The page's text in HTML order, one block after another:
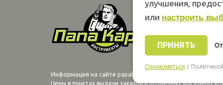
Информация на сайте papakarlotools.ru не является
Цены в пунктах выдачи заказов и розничных магазинах
улучшения,
или настроить
ПРИНЯТЬ
Ознакомиться c